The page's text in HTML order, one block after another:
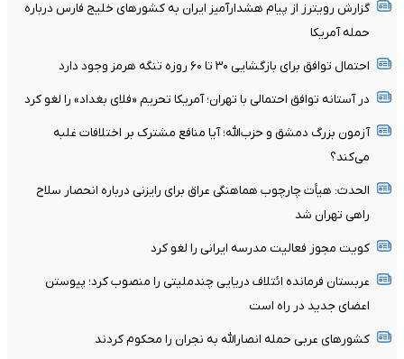
گزارش رویترز از پیام هشدارآمیز ایران به کشورهای خلیج فارس درباره
حمله آمریکا
احتمال توافق برای بازگشایی ۳۰ تا ۶۰ روزه تنگه هرمز وجود دارد
در آستانه توافق احتمالی با تهران؛ آمریکا تحریم «فلای بغداد» را لغو کرد
آزمون بزرگ دمشق و حزب‌الله؛ آیا منافع مشترک بر اختلافات غلبه
می‌کند؟
الحدث: هیأت چارچوب هماهنگی عراق برای رایزنی درباره انحصار سلاح
راهی تهران شد
کویت مجوز فعالیت مدرسه ایرانی را لغو کرد
عربستان فرمانده ائتلاف دریایی چندملیتی را منصوب کرد؛ پیوستن
اعضای جدید در راه است
کشورهای عربی حمله انصارالله به نجران را محکوم کردند